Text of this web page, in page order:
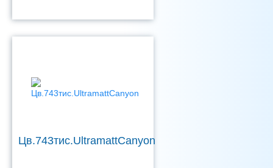
Цв.743тис.UltramattCanyon